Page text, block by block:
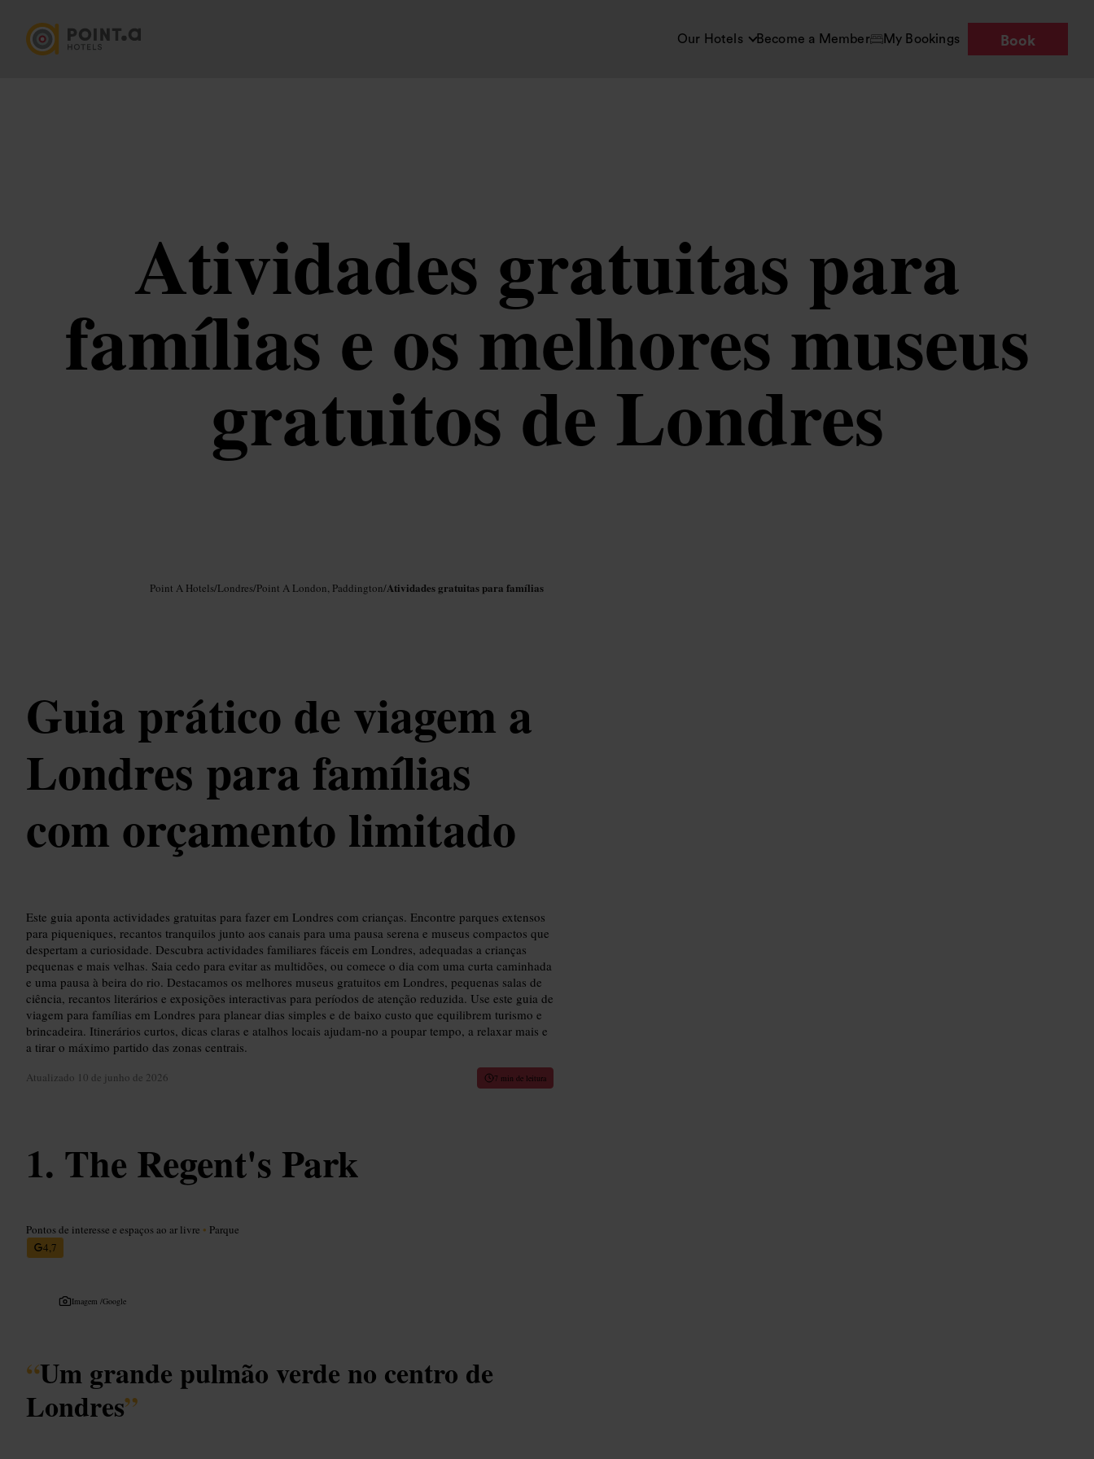
Our Hotels Become a Member My Bookings Book
Atividades gratuitas para
famílias e os melhores museus
gratuitos de Londres
Point A Hotels/Londres/Point A London, Paddington/Atividades gratuitas para famílias
Guia prático de viagem a
Londres para famílias
com orçamento limitado
Este guia aponta actividades gratuitas para fazer em Londres com crianças. Encontre parques extensos
para piqueniques, recantos tranquilos junto aos canais para uma pausa serena e museus compactos que
despertam a curiosidade. Descubra actividades familiares fáceis em Londres, adequadas a crianças
pequenas e mais velhas. Saia cedo para evitar as multidões, ou comece o dia com uma curta caminhada
e uma pausa à beira do rio. Destacamos os melhores museus gratuitos em Londres, pequenas salas de
ciência, recantos literários e exposições interactivas para períodos de atenção reduzida. Use este guia de
viagem para famílias em Londres para planear dias simples e de baixo custo que equilibrem turismo e
brincadeira. Itinerários curtos, dicas claras e atalhos locais ajudam-no a poupar tempo, a relaxar mais e
a tirar o máximo partido das zonas centrais.
Atualizado 10 de junho de 2026 7 min de leitura
The Regent's Park
Pontos de interesse e espaços ao ar livre • Parque
4,7
Imagem /Google
“Um grande pulmão verde no centro de
Londres”